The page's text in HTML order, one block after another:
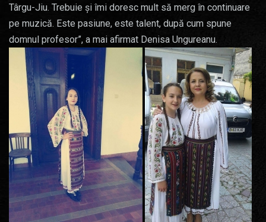
Târgu-Jiu. Trebuie și îmi doresc mult să merg în continuare
pe muzică. Este pasiune, este talent, după cum spune
domnul profesor”, a mai afirmat Denisa Ungureanu.